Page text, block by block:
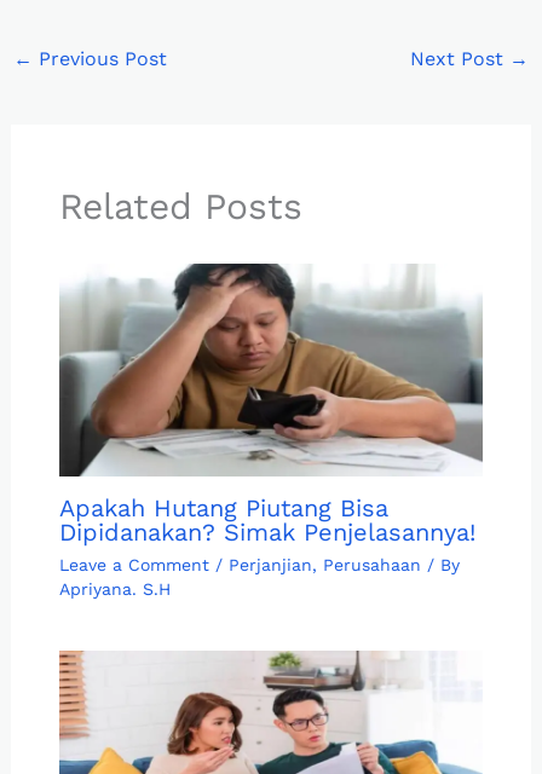
← Previous Post Next Post →
Related Posts
Apakah Hutang Piutang Bisa
Dipidanakan? Simak Penjelasannya!
Leave a Comment / Perjanjian, Perusahaan / By
Apriyana. S.H